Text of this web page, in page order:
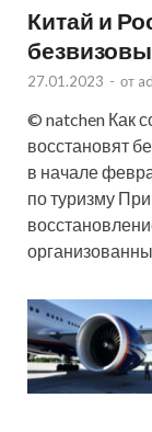
Китай и
27.01.2023 - от
© natchen Как
восстановят
в начале
по туризму